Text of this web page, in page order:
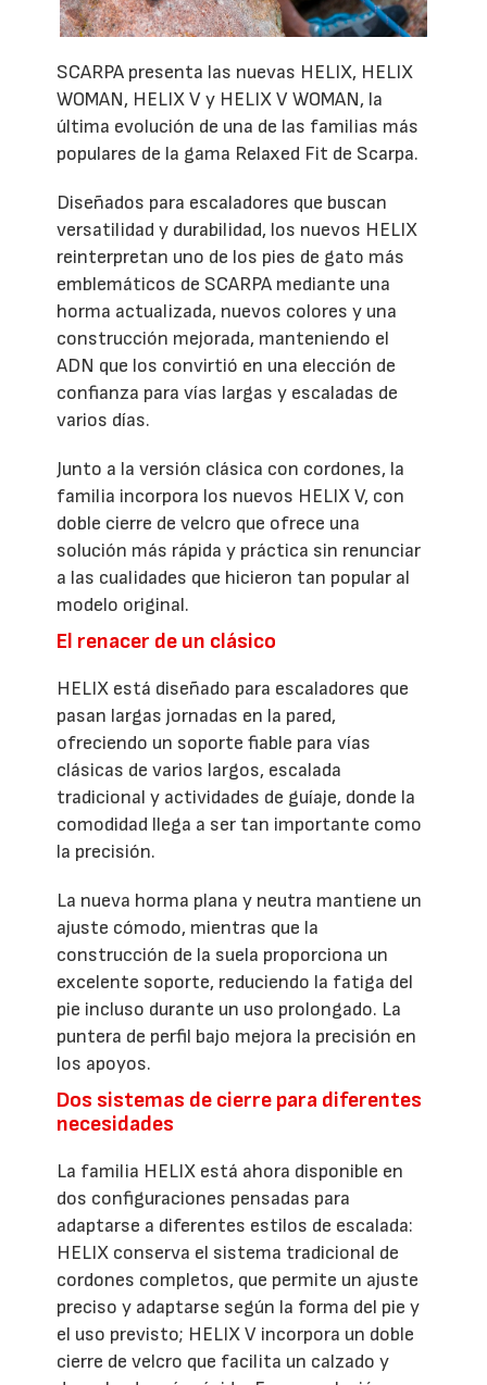
SCARPA presenta las nuevas HELIX, HELIX
WOMAN, HELIX V y HELIX V WOMAN, la
última evolución de una de las familias más
populares de la gama Relaxed Fit de Scarpa.
Diseñados para escaladores que buscan
versatilidad y durabilidad, los nuevos HELIX
reinterpretan uno de los pies de gato más
emblemáticos de SCARPA mediante una
horma actualizada, nuevos colores y una
construcción mejorada, manteniendo el
ADN que los convirtió en una elección de
confianza para vías largas y escaladas de
varios días.
Junto a la versión clásica con cordones, la
familia incorpora los nuevos HELIX V, con
doble cierre de velcro que ofrece una
solución más rápida y práctica sin renunciar
a las cualidades que hicieron tan popular al
modelo original.
El renacer de un clásico
HELIX está diseñado para escaladores que
pasan largas jornadas en la pared,
ofreciendo un soporte fiable para vías
clásicas de varios largos, escalada
tradicional y actividades de guíaje, donde la
comodidad llega a ser tan importante como
la precisión.
La nueva horma plana y neutra mantiene un
ajuste cómodo, mientras que la
construcción de la suela proporciona un
excelente soporte, reduciendo la fatiga del
pie incluso durante un uso prolongado. La
puntera de perfil bajo mejora la precisión en
los apoyos.
Dos sistemas de cierre para diferentes
necesidades
La familia HELIX está ahora disponible en
dos configuraciones pensadas para
adaptarse a diferentes estilos de escalada:
HELIX conserva el sistema tradicional de
cordones completos, que permite un ajuste
preciso y adaptarse según la forma del pie y
el uso previsto; HELIX V incorpora un doble
cierre de velcro que facilita un calzado y